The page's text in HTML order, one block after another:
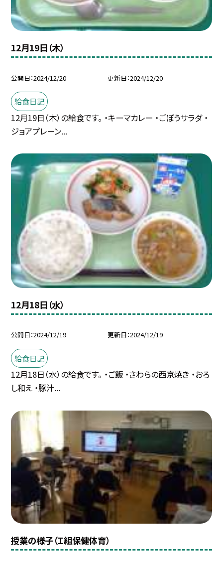
12月19日（木）
公開日 2024/12/20 更新日 2024/12/20
給食日記
12月19日（木）の給食です。 ・キーマカレー ・ごぼうサラダ ・
ジョアプレーン...
12月18日（水）
公開日 2024/12/19 更新日 2024/12/19
給食日記
12月18日（水）の給食です。 ・ご飯 ・さわらの西京焼き ・おろ
し和え ・豚汁...
授業の様子（Ｉ組保健体育）